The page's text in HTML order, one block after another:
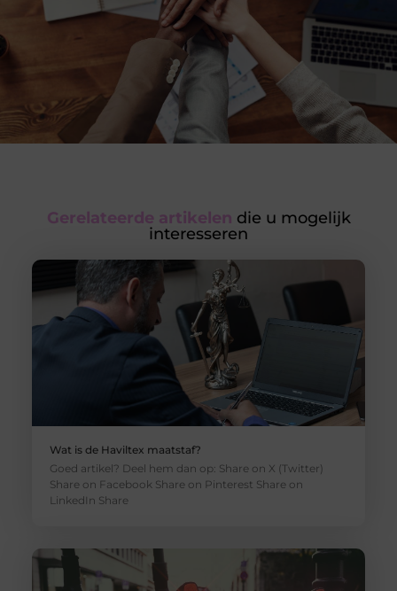
Gerelateerde artikelen die u mogelijk
interesseren
Wat is de Haviltex maatstaf?
Goed artikel? Deel hem dan op: Share on X (Twitter)
Share on Facebook Share on Pinterest Share on
LinkedIn Share